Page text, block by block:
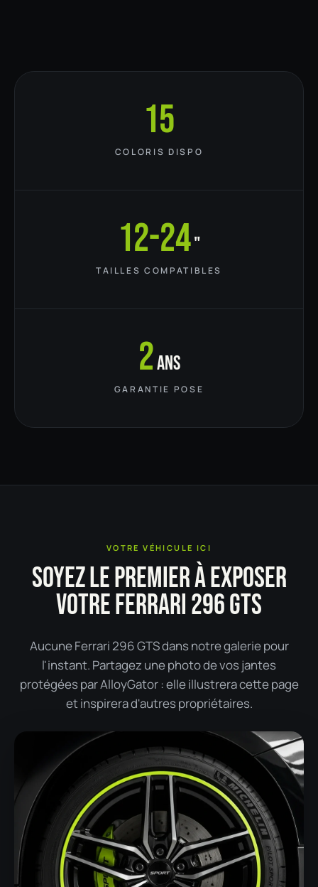
15
COLORIS DISPO
12-24"
TAILLES COMPATIBLES
2ans
GARANTIE POSE
VOTRE VÉHICULE ICI
SOYEZ LE PREMIER À EXPOSER
VOTRE FERRARI 296 GTS
Aucune Ferrari 296 GTS dans notre galerie pour
l'instant. Partagez une photo de vos jantes
protégées par AlloyGator : elle illustrera cette page
et inspirera d'autres propriétaires.